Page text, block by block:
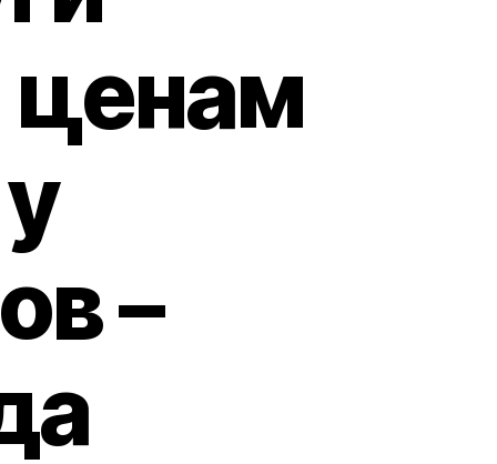
ценам
–